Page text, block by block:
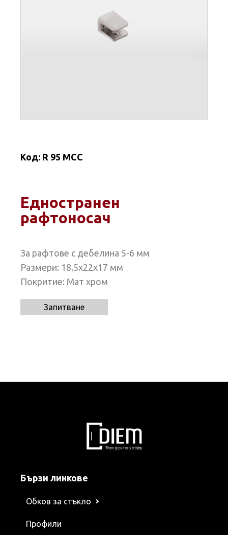
Код: R 95 MCC
Едностранен
рафтоносач
За рафтове с дебелина 5-6 мм
Размери: 18.5х22x17 мм
Покритие: Мат хром
Запитване
Бързи линкове
Обков за стъкло
Профили